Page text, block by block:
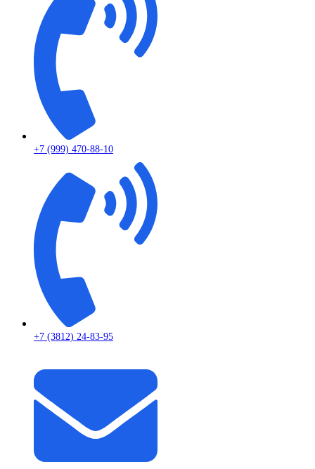
+7 (999) 470-88-10
+7 (3812) 24-83-95